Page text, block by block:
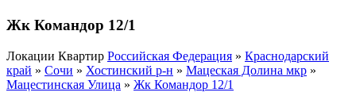
Жк Командор 12/1
Локации Квартир Российская Федерация » Краснодарский
край » Сочи » Хостинский р-н » Мацеская Долина мкр »
Мацестинская Улица » Жк Командор 12/1